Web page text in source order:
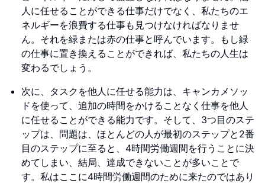
人に任せることができる仕事だけでなく、私たちのエ
ネルギーを浪費する仕事も見つけなければなりませ
ん。それを緑または赤の仕事と呼んでいます。もし緑
の仕事に置き換えることができれば、私たちの人生は
変わるでしょう。
次に、タスクを他人に任せる能力は、キャンカメソッ
ドを使って、追加の時間をかけることなく仕事を他人
に任せることができる能力です。そして、3つ目のステ
ップは、問題は、ほとんどの人が最初のステップと2番
目のステップに至ると、4時間労働週間を行うことに決
めてしまい、結局、達成できないことが多いことで
す。私はここに4時間労働週間のために来たのではあり